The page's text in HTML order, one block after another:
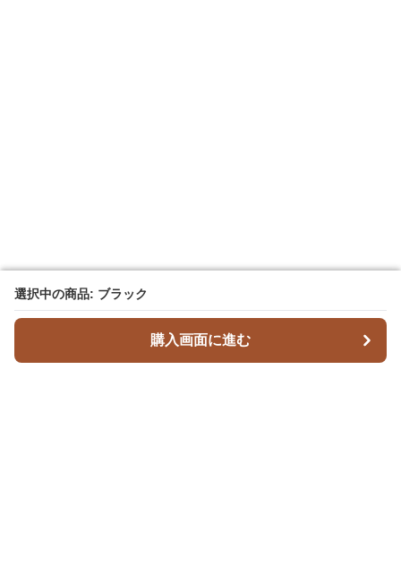
選択中の商品: ブラック
購入画面に進む
選択中の商品: ブラック
購入画面に進む